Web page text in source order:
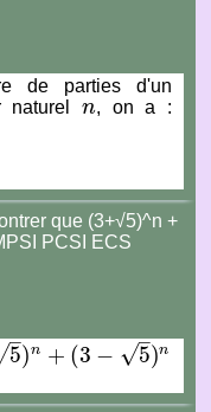
de parties d'un
naturel n
n, on a :
que (3+√5)^n +
PCSI ECS
5
–)n + (3 − 5
–
√ )n
(3 −5 )n